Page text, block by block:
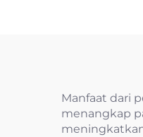
Manfaat dari
menangkap